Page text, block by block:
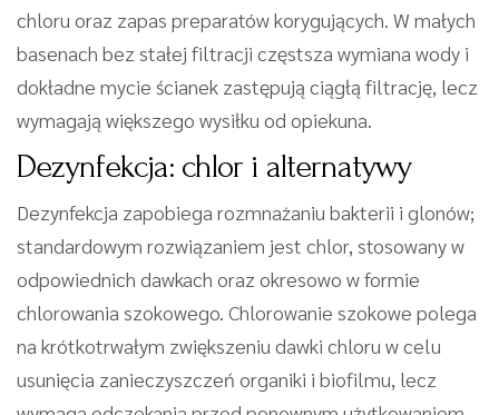
chloru oraz zapas preparatów korygujących. W małych
basenach bez stałej filtracji częstsza wymiana wody i
dokładne mycie ścianek zastępują ciągłą filtrację, lecz
wymagają większego wysiłku od opiekuna.
Dezynfekcja: chlor i alternatywy
Dezynfekcja zapobiega rozmnażaniu bakterii i glonów;
standardowym rozwiązaniem jest chlor, stosowany w
odpowiednich dawkach oraz okresowo w formie
chlorowania szokowego. Chlorowanie szokowe polega
na krótkotrwałym zwiększeniu dawki chloru w celu
usunięcia zanieczyszczeń organiki i biofilmu, lecz